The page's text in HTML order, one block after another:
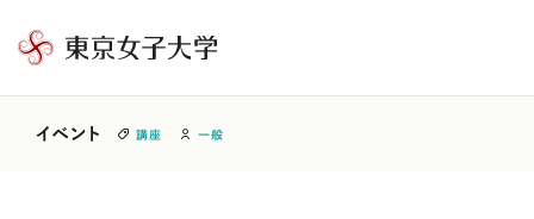
東
イベント 講座 一般